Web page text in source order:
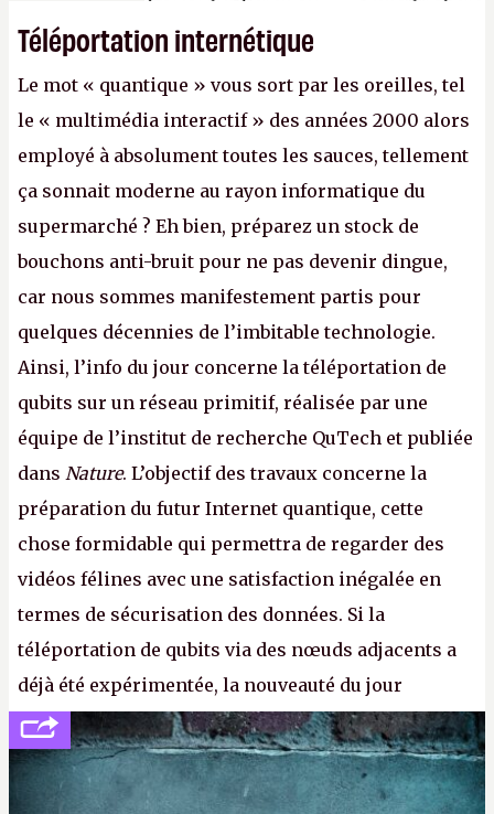
Téléportation internétique
Le mot « quantique » vous sort par les oreilles, tel
le « multimédia interactif » des années 2000 alors
employé à absolument toutes les sauces, tellement
ça sonnait moderne au rayon informatique du
supermarché ? Eh bien, préparez un stock de
bouchons anti-bruit pour ne pas devenir dingue,
car nous sommes manifestement partis pour
quelques décennies de l’imbitable technologie.
Ainsi, l’info du jour concerne la téléportation de
qubits sur un réseau primitif, réalisée par une
équipe de l’institut de recherche QuTech et publiée
dans Nature. L’objectif des travaux concerne la
préparation du futur Internet quantique, cette
chose formidable qui permettra de regarder des
vidéos félines avec une satisfaction inégalée en
termes de sécurisation des données. Si la
téléportation de qubits via des nœuds adjacents a
déjà été expérimentée, la nouveauté du jour
concerne le recours à des nœuds distants, pour ne
pas dire un réseau quantique multimédia interactif
(avec l’option Péritel). (
http://cpc.cx/AH432N4